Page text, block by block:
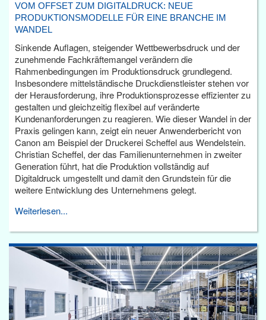
VOM OFFSET ZUM DIGITALDRUCK: NEUE
PRODUKTIONSMODELLE FÜR EINE BRANCHE IM
WANDEL
Sinkende Auflagen, steigender Wettbewerbsdruck und der
zunehmende Fachkräftemangel verändern die
Rahmenbedingungen im Produktionsdruck grundlegend.
Insbesondere mittelständische Druckdienstleister stehen vor
der Herausforderung, ihre Produktionsprozesse effizienter zu
gestalten und gleichzeitig flexibel auf veränderte
Kundenanforderungen zu reagieren. Wie dieser Wandel in der
Praxis gelingen kann, zeigt ein neuer Anwenderbericht von
Canon am Beispiel der Druckerei Scheffel aus Wendelstein.
Christian Scheffel, der das Familienunternehmen in zweiter
Generation führt, hat die Produktion vollständig auf
Digitaldruck umgestellt und damit den Grundstein für die
weitere Entwicklung des Unternehmens gelegt.
Weiterlesen...